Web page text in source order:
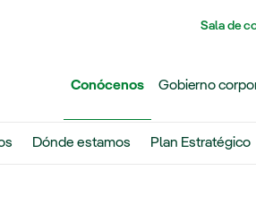
Sala de
Conócenos Gobierno
Dónde estamos Plan Estratégico